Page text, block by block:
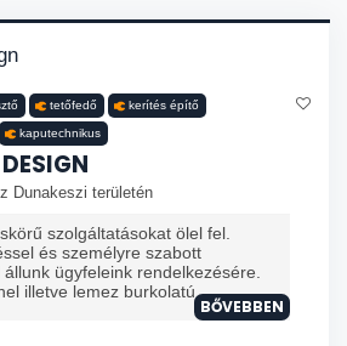
tetőfedő kerítés építő
kaputechnikus
DESIGN
Dunakeszi területén
szolgáltatásokat ölel fel.
és személyre szabott
állunk ügyfeleink rendelkezésére.
illetve lemez burkolatú
BŐVEBBEN